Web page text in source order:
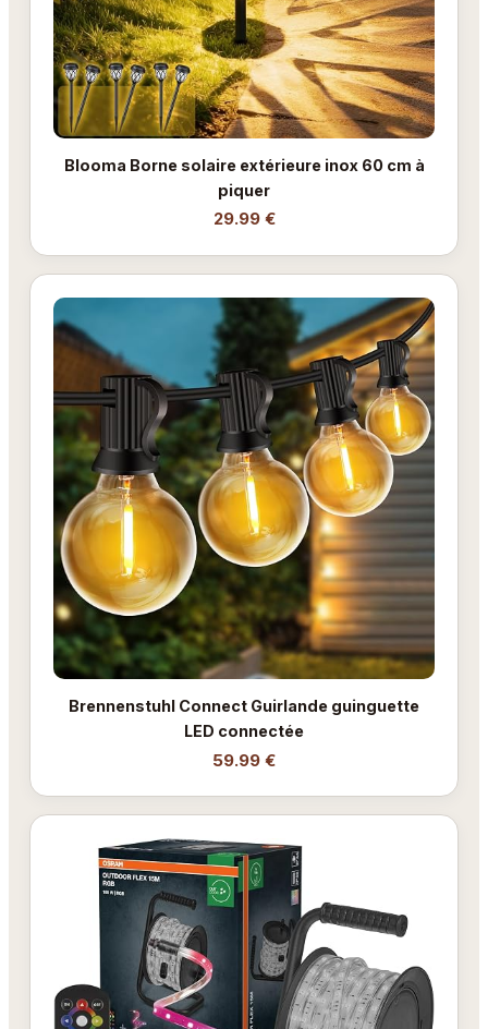
Blooma Borne solaire extérieure inox 60 cm à
piquer
29.99 €
Brennenstuhl Connect Guirlande guinguette
LED connectée
59.99 €